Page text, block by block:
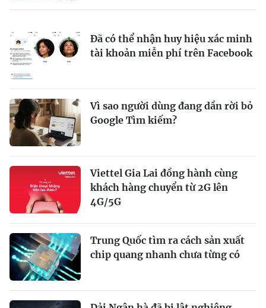
Đã có thể nhận huy hiệu xác minh
tài khoản miễn phí trên Facebook
Vì sao người dùng đang dần rời bỏ
Google Tìm kiếm?
Viettel Gia Lai đồng hành cùng
khách hàng chuyển từ 2G lên
4G/5G
Trung Quốc tìm ra cách sản xuất
chip quang nhanh chưa từng có